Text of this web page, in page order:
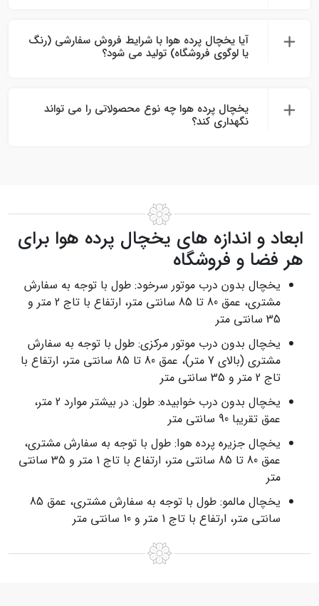
آیا یخچال پرده هوا با شرایط فروش سفارشی (رنگ
یا لوگوی فروشگاه) تولید می‌ شود؟
یخچال پرده هوا چه نوع محصولاتی را می‌ تواند
نگهداری کند؟
ابعاد و اندازه‌ های یخچال پرده هوا برای
هر فضا و فروشگاه
یخچال بدون درب موتور سرخود: طول با توجه به سفارش
مشتری، عمق 80 تا 85 سانتی متر، ارتفاع با تاج 2 متر و
35 سانتی متر
یخچال بدون درب موتور مرکزی: طول با توجه به سفارش
مشتری (بالای 7 متر)، عمق 80 تا 85 سانتی متر، ارتفاع با
تاج 2 متر و 35 سانتی متر
یخچال بدون درب خوابیده: طول: در بیشتر موارد 2 متر،
عمق تقریبا 90 سانتی متر
یخچال جزیره پرده هوا: طول با توجه به سفارش مشتری،
عمق 80 تا 85 سانتی متر، ارتفاع با تاج 1 متر و 35 سانتی
متر
یخچال مالمو: طول با توجه به سفارش مشتری، عمق 85
سانتی متر، ارتفاع با تاج 1 متر و 10 سانتی متر